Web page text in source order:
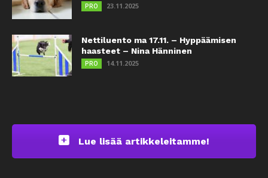
PRO 23.11.2025
Nettiluento ma 17.11. – Hyppäämisen
haasteet – Nina Hänninen
PRO 14.11.2025
Lue lisää artikkeleitamme!